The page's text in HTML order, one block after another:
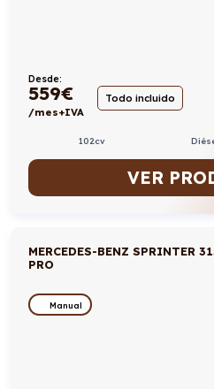
Desde:
559€
/mes+IVA
Todo incluido
102cv
VER
MERCEDES-BENZ SPRINTER
PRO
Manual